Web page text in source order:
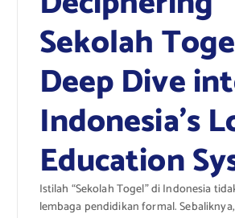
Sekolah
Deep Dive
Indonesia’s
Education
Istilah “Sekolah Togel” di Indonesia
lembaga pendidikan formal.